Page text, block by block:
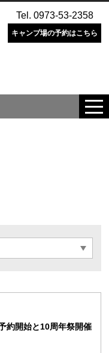
Tel. 0973-53-2358
キャンプ場の予約はこちら
開始と10周年祭開催